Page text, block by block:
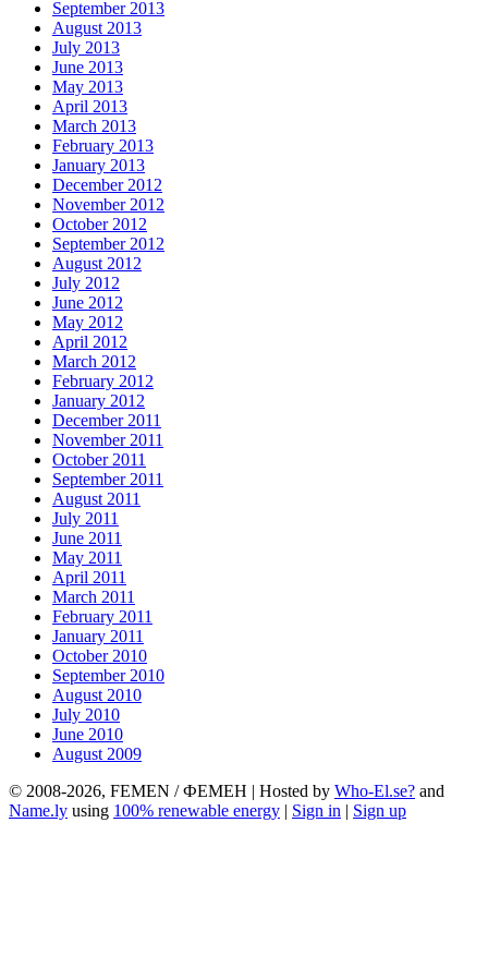
September 2013
August 2013
July 2013
June 2013
May 2013
April 2013
March 2013
February 2013
January 2013
December 2012
November 2012
October 2012
September 2012
August 2012
July 2012
June 2012
May 2012
April 2012
March 2012
February 2012
January 2012
December 2011
November 2011
October 2011
September 2011
August 2011
July 2011
June 2011
May 2011
April 2011
March 2011
February 2011
January 2011
October 2010
September 2010
August 2010
July 2010
June 2010
August 2009
© 2008-2026, FEMEN / ФЕМЕН | Hosted by Who-El.se? and
Name.ly using 100% renewable energy | Sign in | Sign up